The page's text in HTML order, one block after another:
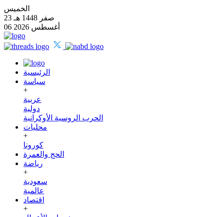
الخميس
23 صفر 1448 هـ
06 أغسطس 2026
الرئيسية
سياسة
+
عربية
دولية
الحرب الروسية الأوكرانية
محليات
+
كورونا
الحج والعمرة
رياضة
+
سعودية
عالمية
اقتصاد
+